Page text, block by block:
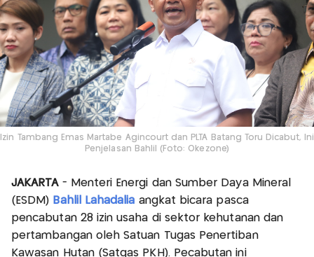
Izin Tambang Emas Martabe Agincourt dan PLTA Batang Toru Dicabut, Ini
Penjelasan Bahlil (Foto: Okezone)
JAKARTA- Menteri Energi dan Sumber Daya Mineral
(ESDM) Bahlil Lahadalia angkat bicara pasca
pencabutan 28 izin usaha di sektor kehutanan dan
pertambangan oleh Satuan Tugas Penertiban
Kawasan Hutan (Satgas PKH). Pecabutan ini